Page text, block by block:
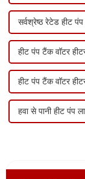
सर्वश्रेष्ठ रेटेड हीट
हीट पंप टैंक वॉटर
हीट पंप टैंक वॉटर
हवा से पानी हीट पंप